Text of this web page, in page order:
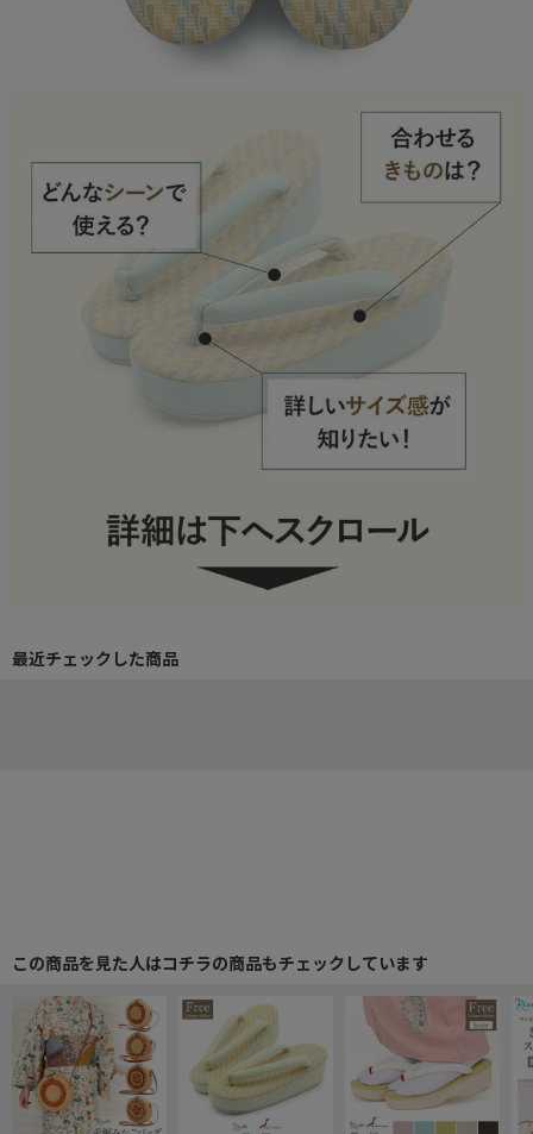
最近チェックした商品
この商品を見た人はコチラの商品もチェックしています